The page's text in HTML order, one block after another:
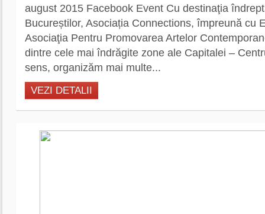
august 2015 Facebook Event Cu destinaţia
Bucureștilor, Asociația Connections, împreună cu
Asociaţia Pentru Promovarea Artelor
dintre cele mai îndrăgite zone ale Capitalei –
sens, organizăm mai multe...
VEZI DETALII